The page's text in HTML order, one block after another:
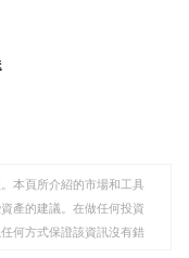
運營。
本頁所介紹的市場和工具
產的建議。在做任何投資
何方式保證該資訊沒有錯